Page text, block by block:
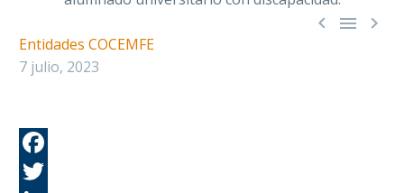
  
Entidades COCEMFE
7 julio, 2023